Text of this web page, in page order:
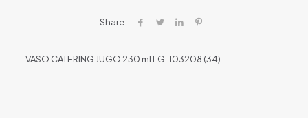
Share
VASO CATERING JUGO 230 ml LG-103208 (34)